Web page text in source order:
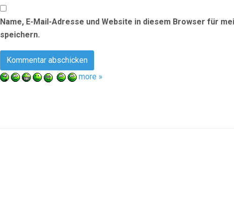
Name, E-Mail-Adresse und Website in diesem Browser für
speichern.
more »